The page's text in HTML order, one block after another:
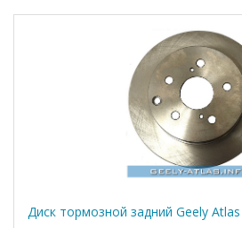
Диск тормозной задний Geely